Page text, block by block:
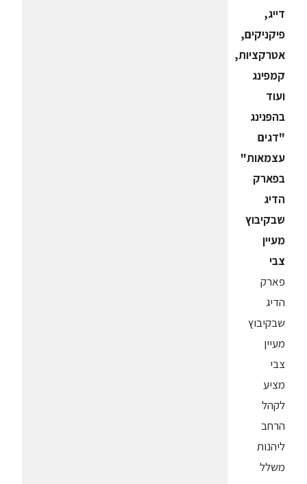
דייג,
פיקניקים,
אטרקציות,
קמפינג
ועוד
בהפנינג
"דגים
עצמאות"
בפארק
הדיג
שבקיבוץ
מעיין
צבי
פארק
הדיג
שבקיבוץ
מעיין
צבי
מציע
לקהל
הרחב
ליהנות
משלל